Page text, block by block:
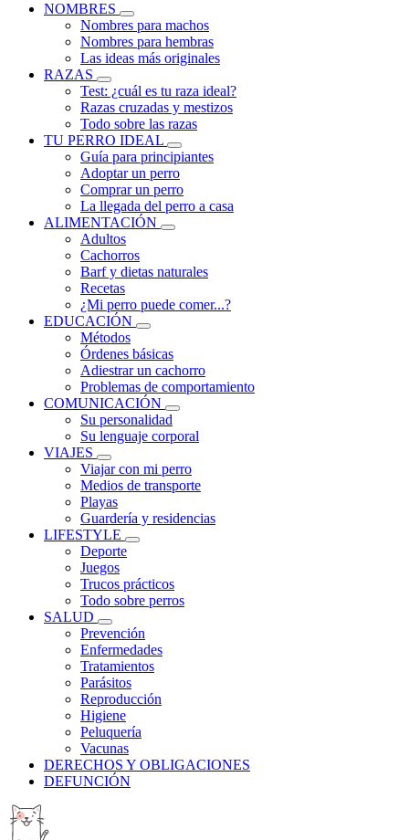
NOMBRES
Nombres para machos
Nombres para hembras
Las ideas más originales
RAZAS
Test: ¿cuál es tu raza ideal?
Razas cruzadas y mestizos
Todo sobre las razas
TU PERRO IDEAL
Guía para principiantes
Adoptar un perro
Comprar un perro
La llegada del perro a casa
ALIMENTACIÓN
Adultos
Cachorros
Barf y dietas naturales
Recetas
¿Mi perro puede comer...?
EDUCACIÓN
Métodos
Órdenes básicas
Adiestrar un cachorro
Problemas de comportamiento
COMUNICACIÓN
Su personalidad
Su lenguaje corporal
VIAJES
Viajar con mi perro
Medios de transporte
Playas
Guardería y residencias
LIFESTYLE
Deporte
Juegos
Trucos prácticos
Todo sobre perros
SALUD
Prevención
Enfermedades
Tratamientos
Parásitos
Reproducción
Higiene
Peluquería
Vacunas
DERECHOS Y OBLIGACIONES
DEFUNCIÓN